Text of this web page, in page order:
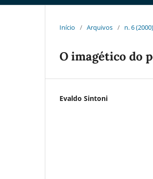
Início / Arquivos / n. 6
O imagético do
Evaldo Sintoni